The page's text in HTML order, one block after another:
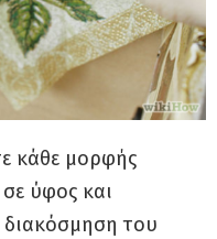
κάθε μορφής
σε ύφος και
διακόσμηση του